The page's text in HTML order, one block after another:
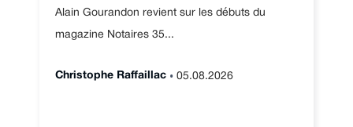
Alain Gourandon revient sur les débuts du
magazine Notaires 35...
Christophe Raffaillac • 05.08.2026